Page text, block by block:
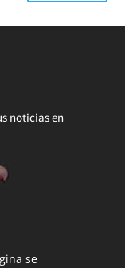
noticias en
se